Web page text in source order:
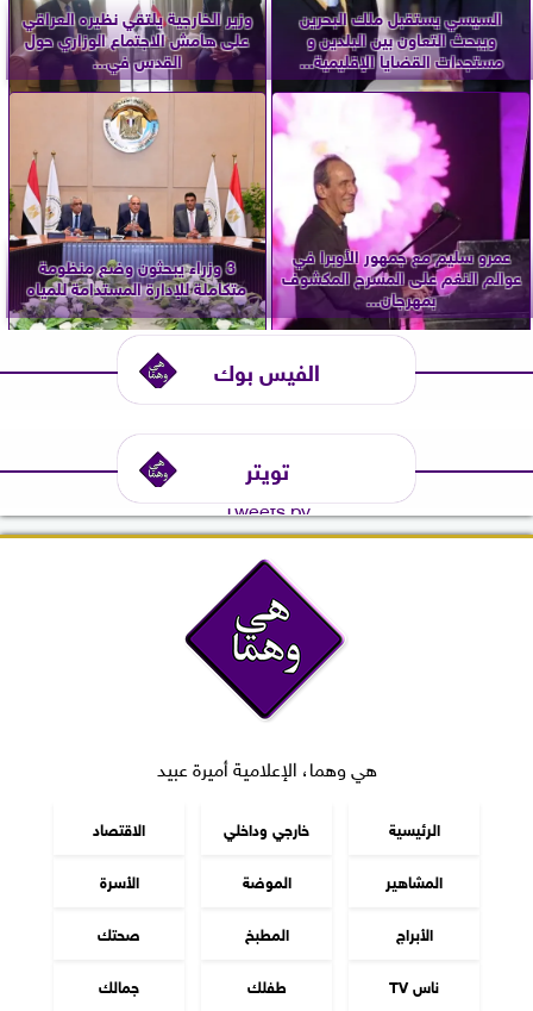
السيسي يستقبل ملك البحرين
ويبحث التعاون بين البلدين و
مستجدات القضايا الإقليمية...
وزير الخارجية يلتقي نظيره العراقي
على هامش الاجتماع الوزاري حول
القدس في...
عمرو سليم مع جمهور الأوبرا في
عوالم النغم على المسرح المكشوف
بمهرجان...
3 وزراء يبحثون وضع منظومة
متكاملة للإدارة المستدامة للمياه
الفيس بوك
تويتر
Tweets by
هي وهما، الإعلامية أميرة عبيد
الرئيسية خارجي وداخلي
الاقتصاد
المشاهير
الموضة
الأسرة
الأبراج
المطبخ
صحتك
ناس TV
طفلك جمالك